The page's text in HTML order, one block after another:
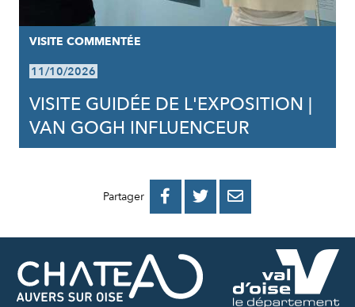
VISITE COMMENTÉE
11/10/2026
VISITE GUIDÉE DE L'EXPOSITION |
VAN GOGH INFLUENCEUR
Partager 
PARTAGER
FACEBOOK
PARTAGER
PARTAGER
MAIL